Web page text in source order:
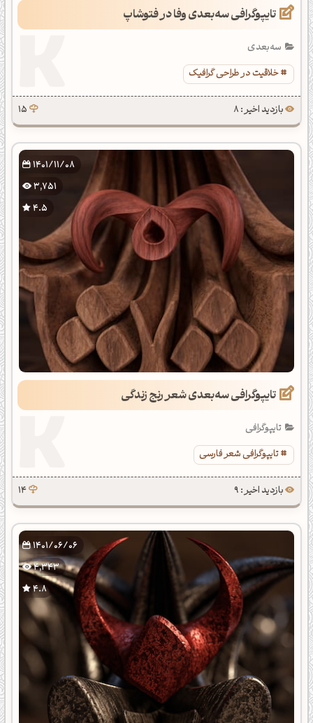
تایپوگرافی سه‌بعدی وفا در فتوشاپ
سه‌بعدی
خلاقیت در طراحی گرافیک
بازدید اخیر : 8 15
1401/11/08
3,751
4.5
تایپوگرافی سه‌بعدی شعر رنج زندگی
تایپوگرافی
تایپوگرافی شعر فارسی
بازدید اخیر : 9 14
1401/06/06
4,343
4.8